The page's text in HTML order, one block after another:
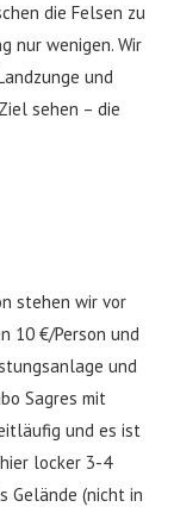
die Felsen zu
nur wenigen. Wir
und
sehen – die
stehen wir vor
10 €/Person und
und
Sagres mit
und es ist
locker 3-4
Gelände (nicht in